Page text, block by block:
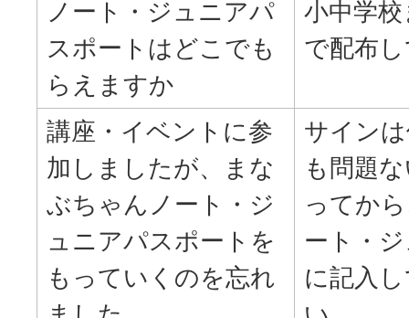
ノート・ジュニアパ
スポートはどこでも
らえますか
小中学
で配布
講座・イベントに参
加しましたが、まな
ぶちゃんノート・ジ
ュニアパスポートを
もっていくのを忘れ
サイン
も問題
ってか
ート・
に記入